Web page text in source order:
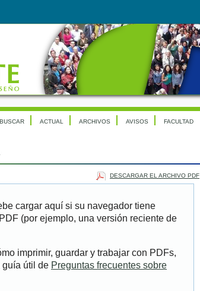
BUSCAR ACTUAL ARCHIVOS AVISOS FACULTAD
DESCARGAR EL ARCHIVO PDF
cargar aquí si su navegador tiene
(por ejemplo, una versión reciente de
imprimir, guardar y trabajar con PDFs,
guía útil de Preguntas frecuentes sobre